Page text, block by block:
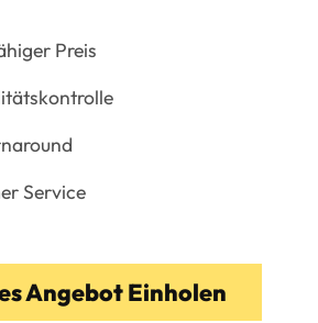
Preis
Service
Angebot Einholen